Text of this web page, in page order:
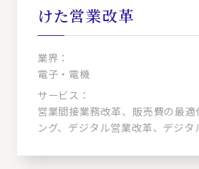
けた営業改革
業界：
電子・電機
サービス：
営業間接業務改革、販売費の最
ング、デジタル営業改革、デジタ